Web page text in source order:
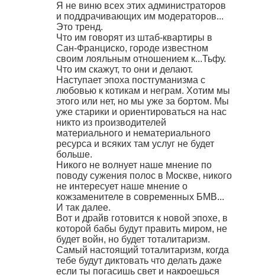
Я не виню всех этих администраторов
и поддрачивающих им модераторов...
Это тренд.
Что им говорят из штаб-квартиры в
Сан-Франциско, городе известном
своим лояльным отношением к...Тьфу.
Что им скажут, то они и делают.
Наступает эпоха постгуманизма с
любовью к котикам и неграм. Хотим мы
этого или нет, но мы уже за бортом. Мы
уже старики и ориентироваться на нас
никто из производителей
материального и нематериального
ресурса и всяких там услуг не будет
больше.
Никого не волнует наше мнение по
поводу сужения полос в Москве, никого
не интересует наше мнение о
кожзаменителе в современных БМВ...
И так далее.
Вот и драйв готовится к новой эпохе, в
которой бабы будут править миром, не
будет войн, но будет тоталитаризм.
Самый настоящий тоталитаризм, когда
тебе будут диктовать что делать даже
если ты погасишь свет и накроешься